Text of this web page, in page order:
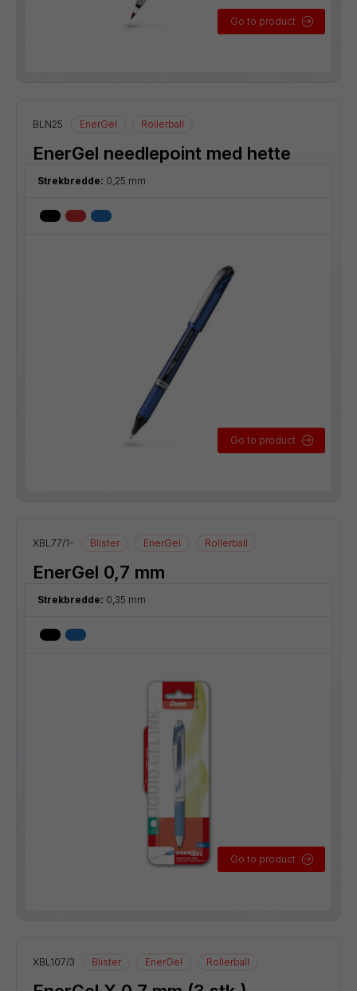
Go to product
BLN25 EnerGel Rollerball
EnerGel needlepoint med hette
Strekbredde: 0,25 mm
Go to product
XBL77/1- Blister EnerGel Rollerball
EnerGel 0,7 mm
Strekbredde: 0,35 mm
Go to product
XBL107/3 Blister EnerGel Rollerball